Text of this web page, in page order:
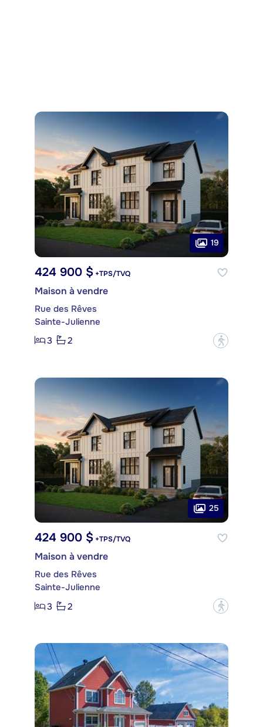
19
424 900 $ +TPS/TVQ
Maison à vendre
Rue des Rêves
Sainte-Julienne
3
2 ?
25
424 900 $ +TPS/TVQ
Maison à vendre
Rue des Rêves
Sainte-Julienne
3
2 ?